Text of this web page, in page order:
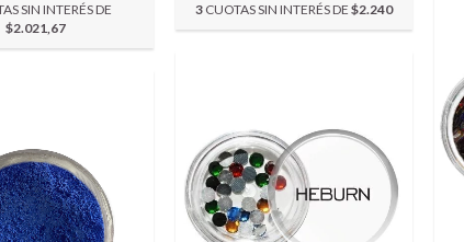
SIN INTERÉS DE
$2.021,67
3 CUOTAS SIN INTERÉS DE$2.240